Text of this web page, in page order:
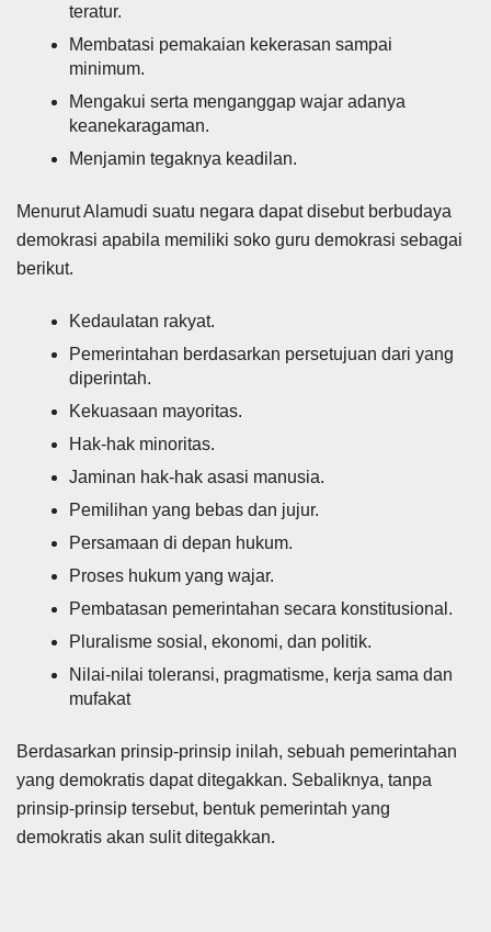
teratur.
Membatasi pemakaian kekerasan sampai
minimum.
Mengakui serta menganggap wajar adanya
keanekaragaman.
Menjamin tegaknya keadilan.
Menurut Alamudi suatu negara dapat disebut berbudaya
demokrasi apabila memiliki soko guru demokrasi sebagai
berikut.
Kedaulatan rakyat.
Pemerintahan berdasarkan persetujuan dari yang
diperintah.
Kekuasaan mayoritas.
Hak-hak minoritas.
Jaminan hak-hak asasi manusia.
Pemilihan yang bebas dan jujur.
Persamaan di depan hukum.
Proses hukum yang wajar.
Pembatasan pemerintahan secara konstitusional.
Pluralisme sosial, ekonomi, dan politik.
Nilai-nilai toleransi, pragmatisme, kerja sama dan
mufakat
Berdasarkan prinsip-prinsip inilah, sebuah pemerintahan
yang demokratis dapat ditegakkan. Sebaliknya, tanpa
prinsip-prinsip tersebut, bentuk pemerintah yang
demokratis akan sulit ditegakkan.